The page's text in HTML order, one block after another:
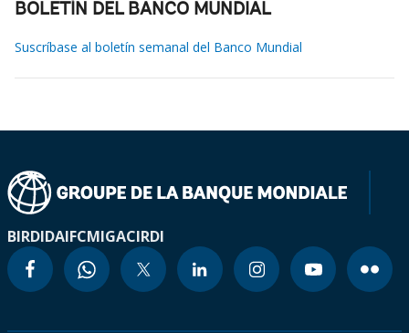
BOLETÍN DEL BANCO MUNDIAL
Suscríbase al boletín semanal del Banco Mundial
BIRDIDAIFCMIGACIRDI